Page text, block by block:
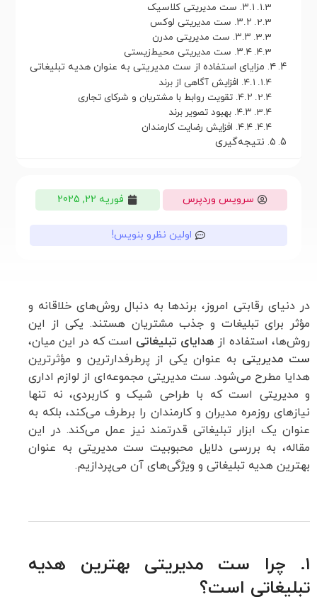
۳.۱. ست مدیریتی کلاسیک
۳.۲. ست مدیریتی لوکس
۳.۳. ست مدیریتی مدرن
۳.۴. ست مدیریتی محیط‌زیستی
۴. مزایای استفاده از ست مدیریتی به عنوان هدیه تبلیغاتی
۴.۱. افزایش آگاهی از برند
۴.۲. تقویت روابط با مشتریان و شرکای تجاری
۴.۳. بهبود تصویر برند
۴.۴. افزایش رضایت کارمندان
۵. نتیجه‌گیری
سرویس وردپرس فوریه 22, 2025
اولین نظرو بنویس!
در دنیای رقابتی امروز، برندها به دنبال روش‌های خلاقانه و
مؤثر برای تبلیغات و جذب مشتریان هستند. یکی از این
روش‌ها، استفاده از هدایای تبلیغاتی است که در این میان،
ست مدیریتی به عنوان یکی از پرطرفدارترین و مؤثرترین
هدایا مطرح می‌شود. ست مدیریتی مجموعه‌ای از لوازم اداری
و مدیریتی است که با طراحی شیک و کاربردی، نه تنها
نیازهای روزمره مدیران و کارمندان را برطرف می‌کند، بلکه به
عنوان یک ابزار تبلیغاتی قدرتمند نیز عمل می‌کند. در این
مقاله، به بررسی دلایل محبوبیت ست مدیریتی به عنوان
بهترین هدیه تبلیغاتی و ویژگی‌های آن می‌پردازیم.
۱. چرا ست مدیریتی بهترین هدیه
تبلیغاتی است؟